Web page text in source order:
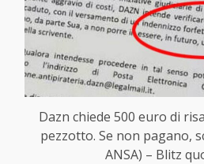
Dazn chiede 500 euro di
pezzotto. Se non pagano,
ANSA) – Blitz